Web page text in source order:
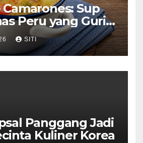
Sup
Peru yang Gurih
SITI
Panggang Jadi
Kuliner Korea